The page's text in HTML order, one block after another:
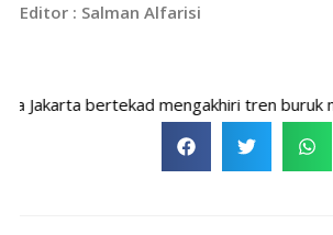
Editor : Salman Alfarisi
bertekad mengakhiri tren buruk